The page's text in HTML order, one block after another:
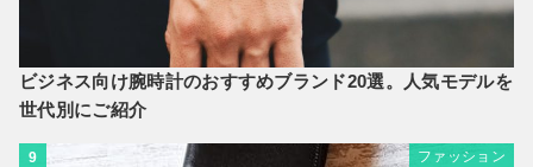
ビジネス向け腕時計のおすすめブランド20選。人気モデルを
世代別にご紹介
9 ファッション